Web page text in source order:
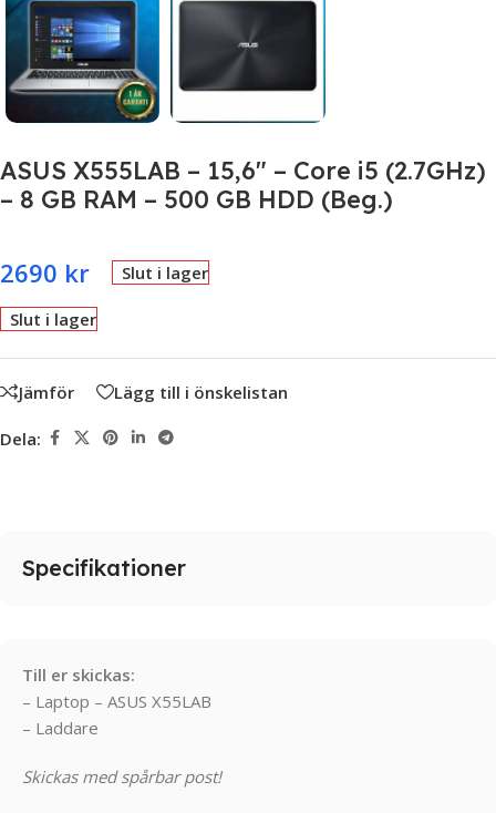
ASUS X555LAB – 15,6″ – Core i5 (2.7GHz)
– 8 GB RAM – 500 GB HDD (Beg.)
2690 kr Slut i lager
Slut i lager
Jämför Lägg till i önskelistan
Dela:
Till er skickas:
– Laptop – ASUS X55LAB
– Laddare
Skickas med spårbar post!
Specifikationer